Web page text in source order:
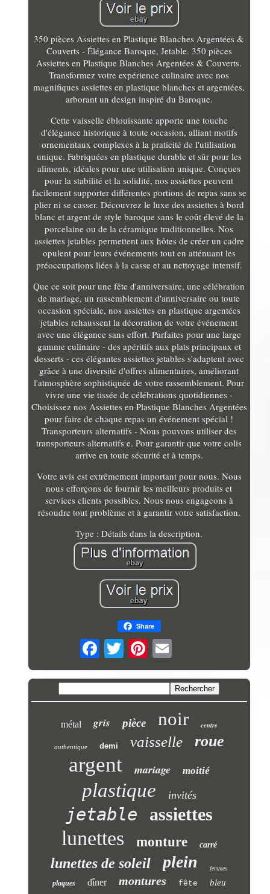
350 pièces Assiettes en Plastique Blanches Argentées &
Couverts - Élégance Baroque, Jetable. 350 pièces
Assiettes en Plastique Blanches Argentées & Couverts.
Transformez votre expérience culinaire avec nos
magnifiques assiettes en plastique blanches et argentées,
arborant un design inspiré du Baroque.
Cette vaisselle éblouissante apporte une touche
d'élégance historique à toute occasion, alliant motifs
ornementaux complexes à la praticité de l'utilisation
unique. Fabriquées en plastique durable et sûr pour les
aliments, idéales pour une utilisation unique. Conçues
pour la stabilité et la solidité, nos assiettes peuvent
facilement supporter différentes portions de repas sans se
plier ni se casser. Découvrez le luxe des assiettes à bord
blanc et argent de style baroque sans le coût élevé de la
porcelaine ou de la céramique traditionnelles. Nos
assiettes jetables permettent aux hôtes de créer un cadre
opulent pour leurs événements tout en atténuant les
préoccupations liées à la casse et au nettoyage intensif.
Que ce soit pour une fête d'anniversaire, une célébration
de mariage, un rassemblement d'anniversaire ou toute
occasion spéciale, nos assiettes en plastique argentées
jetables rehaussent la décoration de votre événement
avec une élégance sans effort. Parfaites pour une large
gamme culinaire - des apéritifs aux plats principaux et
desserts - ces élégantes assiettes jetables s'adaptent avec
grâce à une diversité d'offres alimentaires, améliorant
l'atmosphère sophistiquée de votre rassemblement. Pour
vivre une vie tissée de célébrations quotidiennes -
Choisissez nos Assiettes en Plastique Blanches Argentées
pour faire de chaque repas un événement spécial !
Transporteurs alternatifs - Nous pouvons utiliser des
transporteurs alternatifs e. Pour garantir que votre colis
arrive en toute sécurité et à temps.
Votre avis est extrêmement important pour nous. Nous
nous efforçons de fournir les meilleurs produits et
services clients possibles. Nous nous engageons à
résoudre tout problème et à garantir votre satisfaction.
Type : Détails dans la description.
Share
métal gris pièce noir centre
authentique demi vaisselle roue
argent mariage moitié
plastique invités
jetable assiettes
lunettes monture carré
lunettes de soleil plein femmes
plaques dîner montures fête bleu